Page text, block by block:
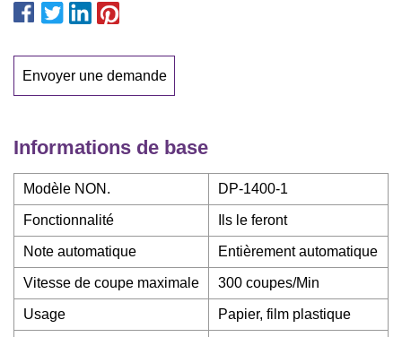
Envoyer une demande
Informations de base
Modèle NON. DP-1400-1
Fonctionnalité Ils le feront
Note automatique Entièrement automatique
Vitesse de coupe maximale 300 coupes/Min
Usage Papier, film plastique